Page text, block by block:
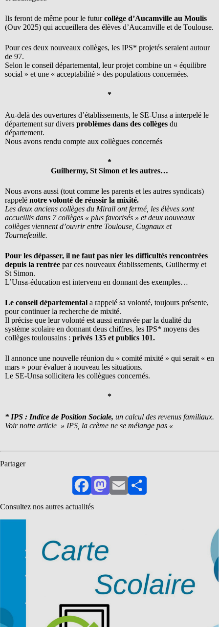
Ils feront de même pour le futurcollège d’Aucamville au Moulis
(Ouv 2025) qui accueillera des élèves d’Aucamville et de Toulouse.
Pour ces deux nouveaux collèges, les IPS* projetés seraient autour
de 97.
Selon le conseil départemental, leur projet combine un « équilibre
social » et une « acceptabilité » des populations concernées.
*
Au-delà des ouvertures d’établissements, le SE-Unsa a interpelé le
département sur divers problèmes dans des collèges du
département.
Nous avons rendu compte aux collègues concernés
*
Guilhermy, St Simon et les autres…
Nous avons aussi (tout comme les parents et les autres syndicats)
rappelé notre volonté de réussir la mixité.
Les deux anciens collèges du Mirail ont fermé, les élèves sont
accueillis dans 7 collèges « plus favorisés » et deux nouveaux
collèges viennent d’ouvrir entre Toulouse, Cugnaux et
Tournefeuille.
Pour les dépasser, il ne faut pas nier les difficultés rencontrées
depuis la rentrée par ces nouveaux établissements, Guilhermy et
St Simon.
L’Unsa-éducation est intervenu en donnant des exemples…
Le conseil départemental a rappelé sa volonté, toujours présente,
pour continuer la recherche de mixité.
Il précise que leur volonté est aussi entravée par la dualité du
système scolaire en donnant deus chiffres, les IPS* moyens des
collèges toulousains : privés 135 et publics 101.
Il annonce une nouvelle réunion du « comité mixité » qui serait « en
mars » pour évaluer à nouveau les situations.
Le SE-Unsa sollicitera les collègues concernés.
*
* IPS : Indice de Position Sociale, un calcul des revenus familiaux.
Voir notre article » IPS, la crème ne se mélange pas «
Partager
FacebookMastodon
EmailPartager
Consultez nos autres actualités